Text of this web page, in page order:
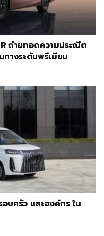
ถ่ายทอดความประณีต
างระดับพรีเมียม
บครัว และองค์กร ใน